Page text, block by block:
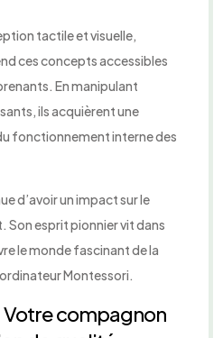
tactile et visuelle,
ces concepts accessibles
En manipulant
ils acquièrent une
fonctionnement interne des
d’avoir un impact sur le
Son esprit pionnier vit dans
le monde fascinant de la
Montessori.
Votre compagnon